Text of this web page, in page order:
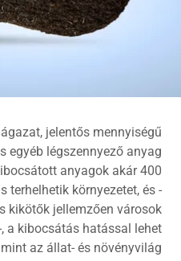
jelentős mennyiségű
egyéb légszennyező anyag
anyagok akár 400
terhelhetik környezetet, és -
kikötők jellemzően városok
a kibocsátás hatással lehet
az állat- és növényvilág